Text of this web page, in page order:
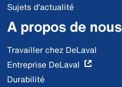
Sujets d'actualité
A propos de nous
Travailler chez DeLaval
Entreprise DeLaval
Durabilité